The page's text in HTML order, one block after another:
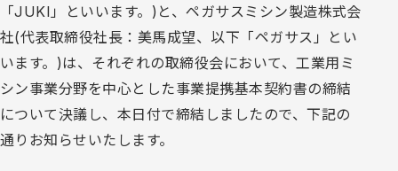
「JUKI」といいます。)と、ペガサスミシン製造株式会
社(代表取締役社長：美馬成望、以下「ペガサス」とい
います。)は、それぞれの取締役会において、工業用ミ
シン事業分野を中心とした事業提携基本契約書の締結
について決議し、本日付で締結しましたので、下記の
通りお知らせいたします。